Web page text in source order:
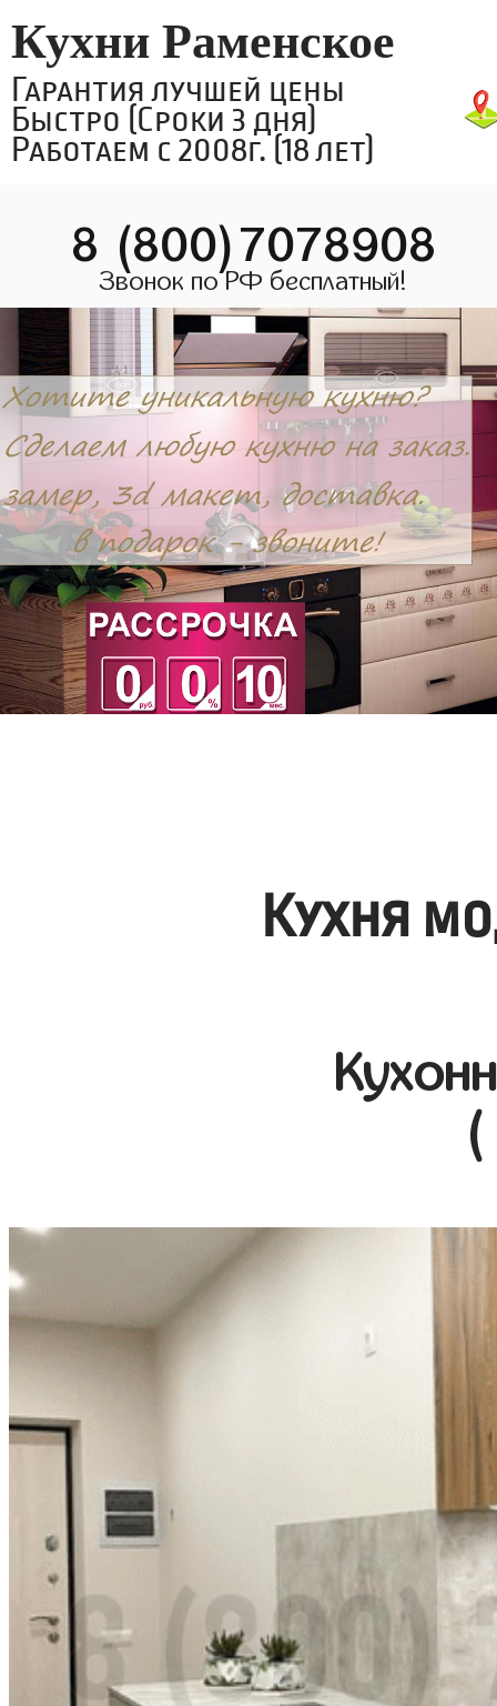
Кухни Раменское
Гарантия лучшей цены
Быстро (Сроки 3 дня)
Работаем с 2008г. (18 лет)
8 (800)7078908
Звонок по РФ бесплатный!
Кухня
(